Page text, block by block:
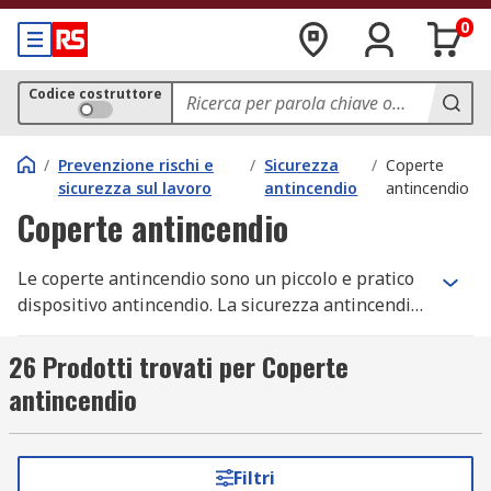
0
Codice costruttore
/ Prevenzione rischi e
sicurezza sul lavoro
/ Sicurezza
antincendio
/ Coperte
antincendio
Coperte antincendio
Le coperte antincendio sono un piccolo e pratico
dispositivo antincendio. La sicurezza antincendio
discussione in tema di salute e sicurezza. Per la
conformità alle normative attuali, tutte le
attrezzature antincendio devono essere
installate, testate e gestite
correttamente.Estintori e manichette antincendio
26 Prodotti trovati per Coperte
antincendio
Filtri